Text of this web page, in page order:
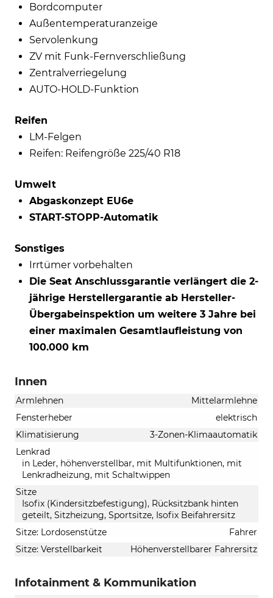
Bordcomputer
Außentemperaturanzeige
Servolenkung
ZV mit Funk-Fernverschließung
Zentralverriegelung
AUTO-HOLD-Funktion
Reifen
LM-Felgen
Reifen: Reifengröße 225/40 R18
Umwelt
Abgaskonzept EU6e
START-STOPP-Automatik
Sonstiges
Irrtümer vorbehalten
Die Seat Anschlussgarantie verlängert die 2-
jährige Herstellergarantie ab Hersteller-
Übergabeinspektion um weitere 3 Jahre bei
einer maximalen Gesamtlaufleistung von
100.000 km
Innen
Armlehnen
Mittelarmlehne
Fensterheber
elektrisch
Klimatisierung
3-Zonen-Klimaautomatik
Lenkrad
in Leder, höhenverstellbar, mit Multifunktionen, mit
Lenkradheizung, mit Schaltwippen
Sitze
Isofix (Kindersitzbefestigung), Rücksitzbank hinten
geteilt, Sitzheizung, Sportsitze, Isofix Beifahrersitz
Sitze: Lordosenstütze
Fahrer
Sitze: Verstellbarkeit
Höhenverstellbarer Fahrersitz
Infotainment & Kommunikation